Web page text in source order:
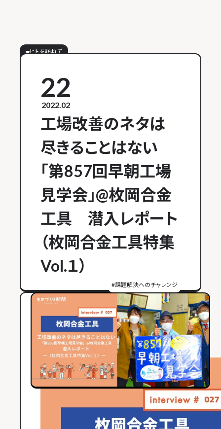
ヒトを訪ねて
22
2022.02
工場改善のネタは
尽きることはない
「第857回早朝工場
見学会」@枚岡合金
工具 潜入レポート
（枚岡合金工具特集
Vol.１）
#課題解決へのチャレンジ
2022年02月22日